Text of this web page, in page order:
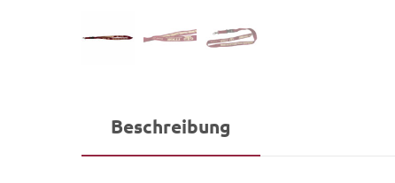
Beschreibung